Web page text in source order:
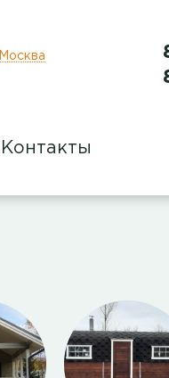
Москва
Контакты